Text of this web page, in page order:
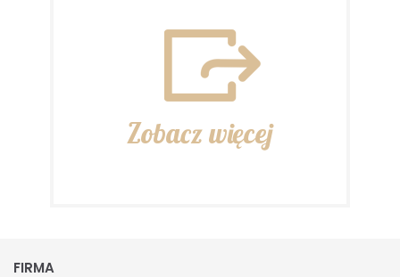
Zobacz więcej
FIRMA